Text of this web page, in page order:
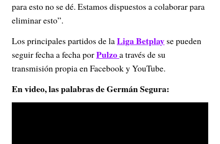
para esto no se dé. Estamos dispuestos a colaborar para
eliminar esto”.
Los principales partidos de laLiga Betplay se pueden
seguir fecha a fecha porPulzoa través de su
transmisión propia en Facebook y YouTube.
En video, las palabras de Germán Segura: